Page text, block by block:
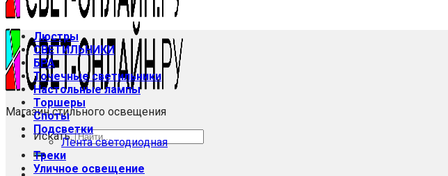
Магазин стильного освещения
Искать:
Люстры
СВЕТИЛЬНИКИ
БРА
Точечные светильники
Настольные лампы
Торшеры
Споты
Подсветки
Лента светодиодная
Треки
Уличное освещение